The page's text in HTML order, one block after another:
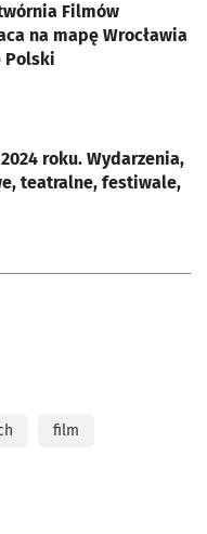
Filmów
na mapę Wrocławia
Polski
roku. Wydarzenia,
teatralne, festiwale,
film